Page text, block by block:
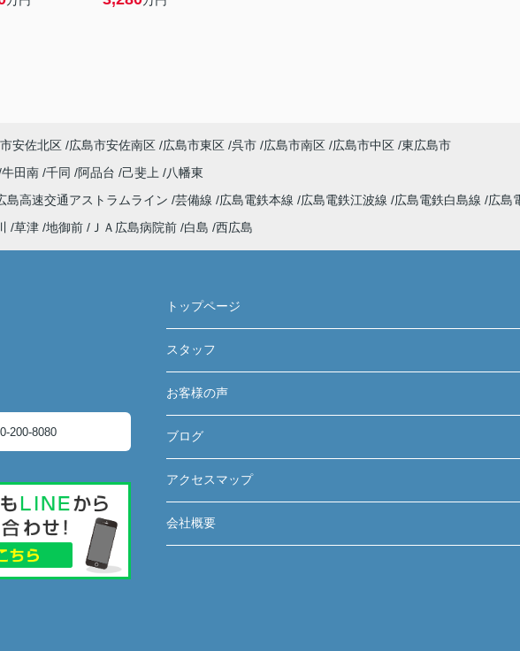
安佐北区 広島市安佐南区 広島市東区 呉市 広島市南区 広島市中区 東広島市
牛田南 千同 阿品台 己斐上
八幡東
島高速交通アストラムライン 芸備線 広島電鉄本線 広島電鉄江波線 広島電鉄白島線
広島
草津 地御前 ＪＡ広島病院前 白島 西広島
200-8080
トップページ
スタッフ
お客様の声
ブログ
アクセスマップ
会社概要